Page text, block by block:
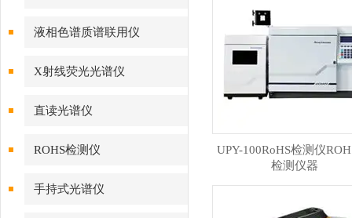
液相色谱质谱联用仪
X射线荧光光谱仪
直读光谱仪
ROHS检测仪
手持式光谱仪
UPY-100RoHS检测仪
检测仪器